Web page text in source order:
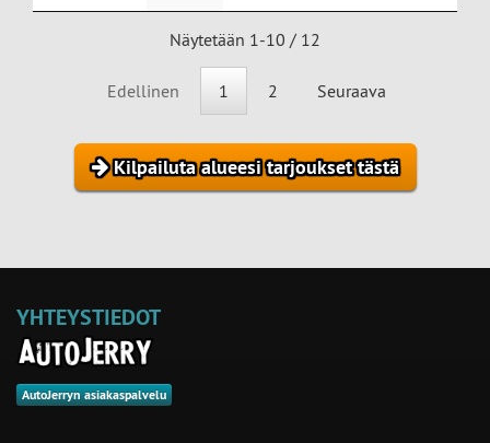
Näytetään 1-10 / 12
Edellinen 1 2 Seuraava
Kilpailuta alueesi tarjoukset tästä
YHTEYSTIEDOT
AutoJerryn asiakaspalvelu